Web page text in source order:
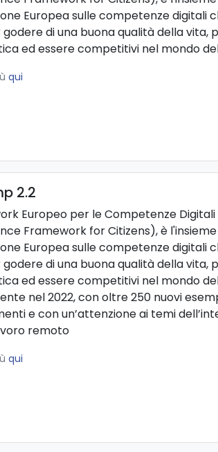
Europea sulle competenze digitali
di una buona qualità della vita,
ed essere competitivi nel mondo
qui
2.2
Europeo per le Competenze
Framework for Citizens), è
Europea sulle competenze digitali
di una buona qualità della vita,
ed essere competitivi nel mondo
nel 2022, con oltre 250 nuovi
e con un’attenzione ai temi
remoto
qui